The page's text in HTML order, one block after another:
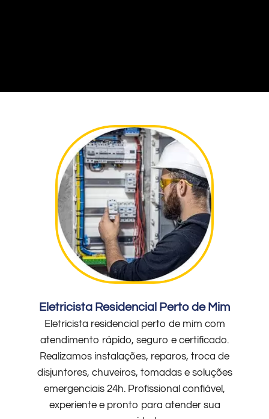
Eletricista Residencial Perto de Mim
Eletricista residencial perto de mim com
atendimento rápido, seguro e certificado.
Realizamos instalações, reparos, troca de
disjuntores, chuveiros, tomadas e soluções
emergenciais 24h. Profissional confiável,
experiente e pronto para atender sua